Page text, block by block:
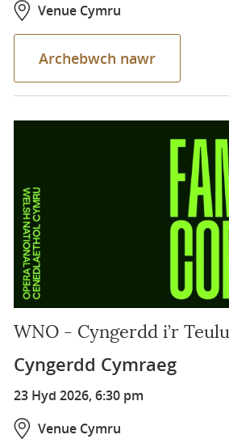
Venue Cymru
Archebwch nawr
WNO - Cyngerdd i’r Teulu
Cyngerdd Cymraeg
23 Hyd 2026, 6:30 pm
Venue Cymru